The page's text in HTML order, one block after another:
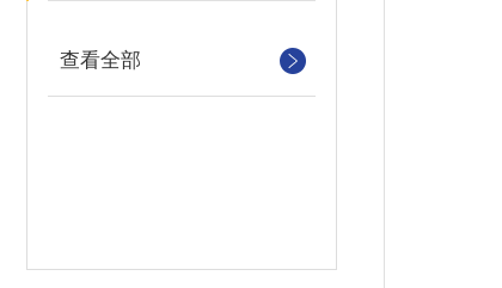
查看全部